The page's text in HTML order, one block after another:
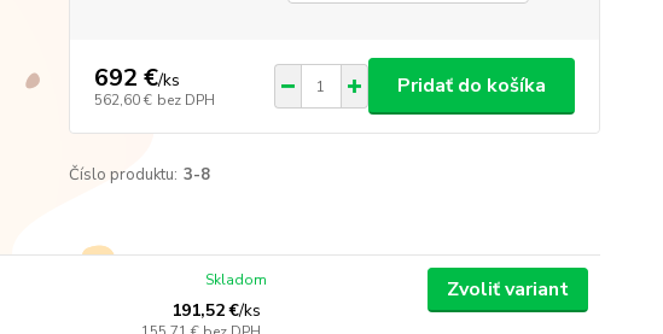
692 €/ks
562,60 € bez DPH
Pridať do košíka
Číslo produktu: 3-8
191,52 €/ks
Skladom Zvoliť variant